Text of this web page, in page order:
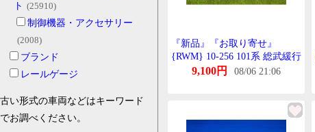
ト (25910)
制御機器・アクセサリー
(2008)
ブランド
レールゲージ
古い形式の車両などはキーワード
でお調べください。
『新品』『お取り寄せ』
{RWM} 10-256 101系 総武緩行
線色 増結4両せっと Nげーじ
9,100円 08/06 21:06